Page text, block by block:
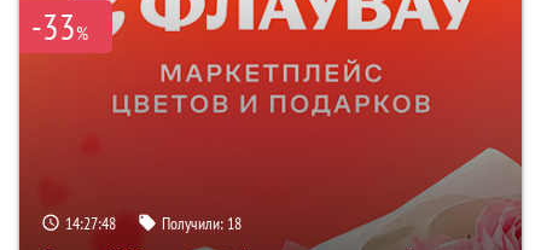
-33%
14:27:47 Получили: 18